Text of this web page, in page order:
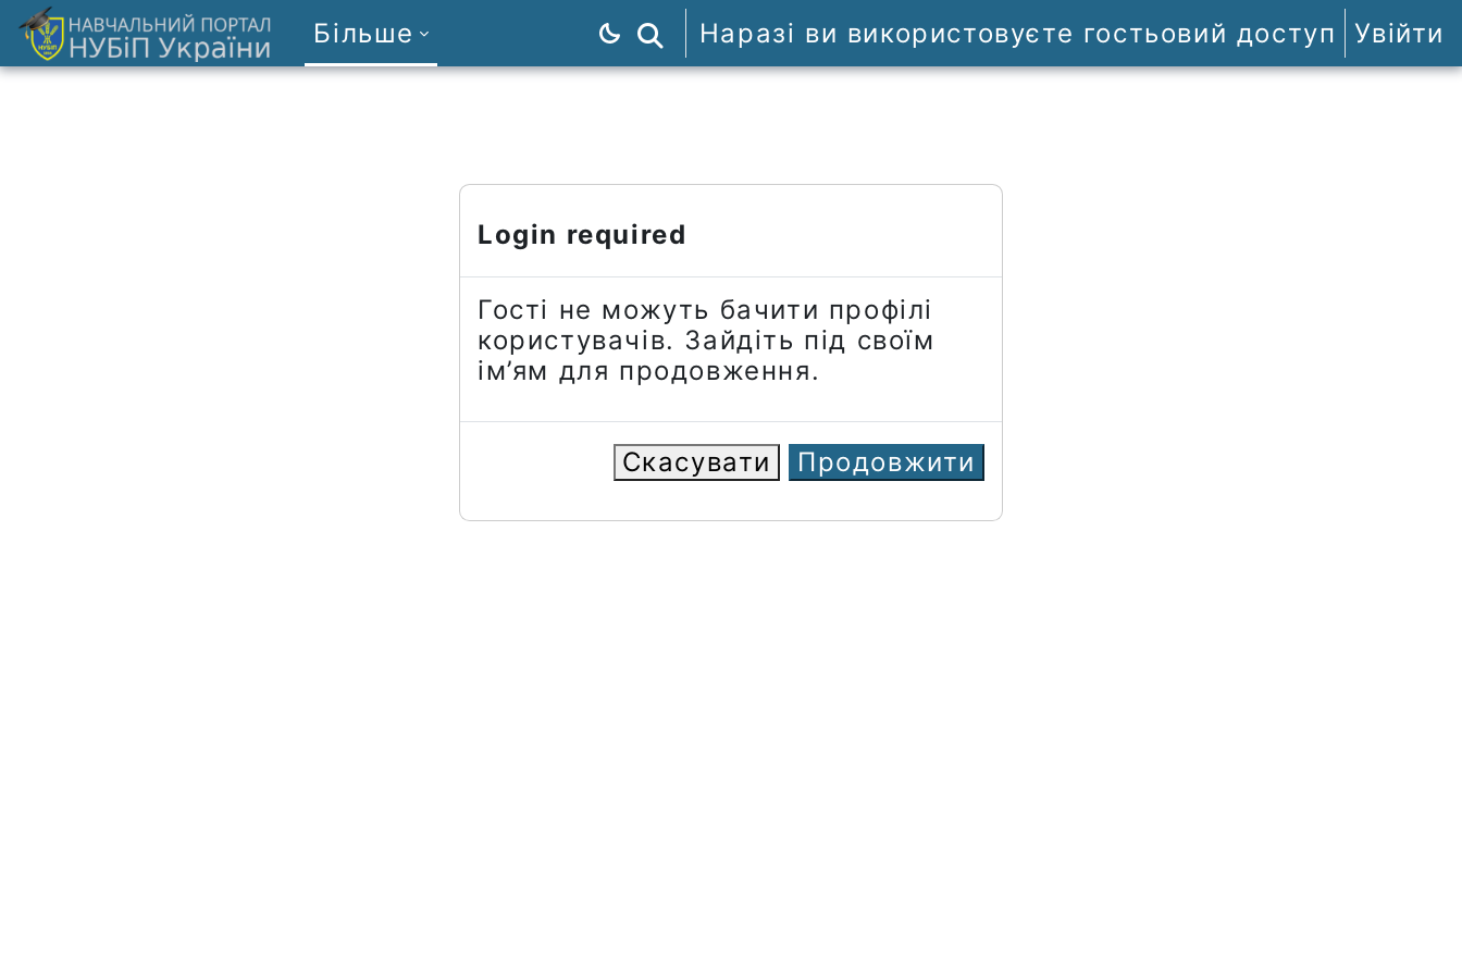
Перейти до головного вмісту
Більше Пошук курсів
Наразі ви використовуєте гостьовий доступ Увійти
Login required
Гості не можуть бачити профілі
користувачів. Зайдіть під своїм
ім’ям для продовження.
Скасувати Продовжити